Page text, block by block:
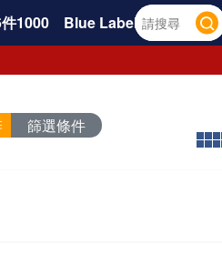
1000
Blue Label
篩選條件